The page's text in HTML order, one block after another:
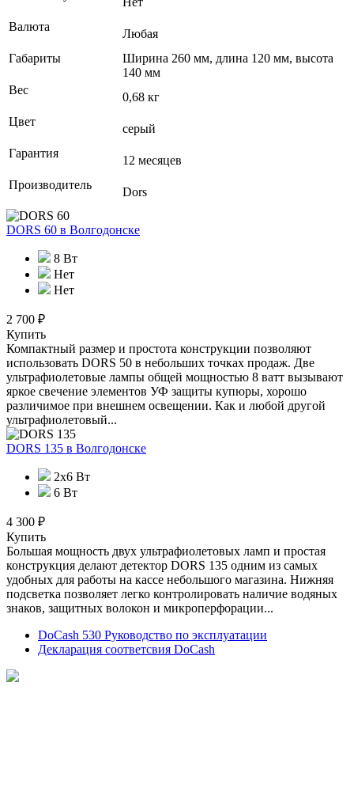
Валюта
Любая
Габариты
Ширина 260 мм, длина 120 мм, высота
140 мм
Вес
0,68 кг
Цвет
серый
Гарантия
12 месяцев
Производитель
Dors
DORS 60 в Волгодонске
8 Вт
Нет
Нет
2 700 ₽
Купить
Компактный размер и простота конструкции позволяют
использовать DORS 50 в небольших точках продаж. Две
ультрафиолетовые лампы общей мощностью 8 ватт вызывают
яркое свечение элементов УФ защиты купюры, хорошо
различимое при внешнем освещении. Как и любой другой
ультрафиолетовый...
DORS 135 в Волгодонске
2x6 Вт
6 Вт
4 300 ₽
Купить
Большая мощность двух ультрафиолетовых ламп и простая
конструкция делают детектор DORS 135 одним из самых
удобных для работы на кассе небольшого магазина. Нижняя
подсветка позволяет легко контролировать наличие водяных
знаков, защитных волокон и микроперфорации...
DoCash 530 Руководство по эксплуатации
Декларация соответсвия DoCash